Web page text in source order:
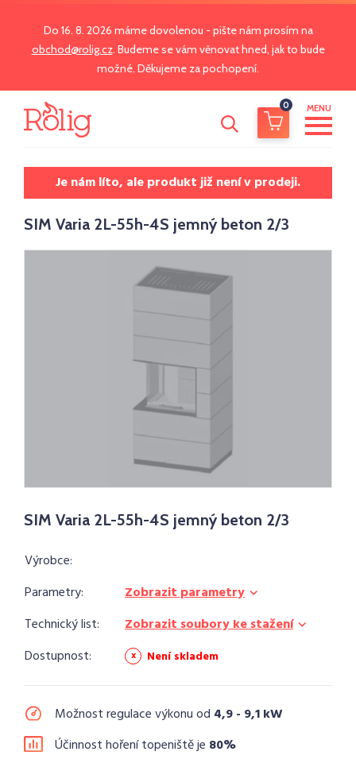
Do 16. 8. 2026 máme dovolenou - pište nám prosím na
obchod@rolig.cz. Budeme se vám věnovat hned, jak to bude
možné. Děkujeme za pochopení.
0 MENU
Je nám líto, ale produkt již není v prodeji.
SIM Varia 2L-55h-4S jemný beton 2/3
SIM Varia 2L-55h-4S jemný beton 2/3
Výrobce:
Parametry:
Zobrazit parametry
Technický list:
Zobrazit soubory ke stažení
Dostupnost:
Není skladem
Možnost regulace výkonu od 4,9 - 9,1 kW
Účinnost hoření topeniště je 80%